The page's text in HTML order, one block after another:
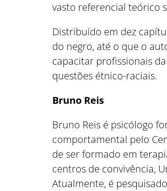
vasto referencial teórico
Distribuído em dez
do negro, até o que o
capacitar profissionais
questões étnico-raciais.
Bruno Reis
Bruno Reis é psicólogo
comportamental pelo
de ser formado em
centros de convivência,
Atualmente, é